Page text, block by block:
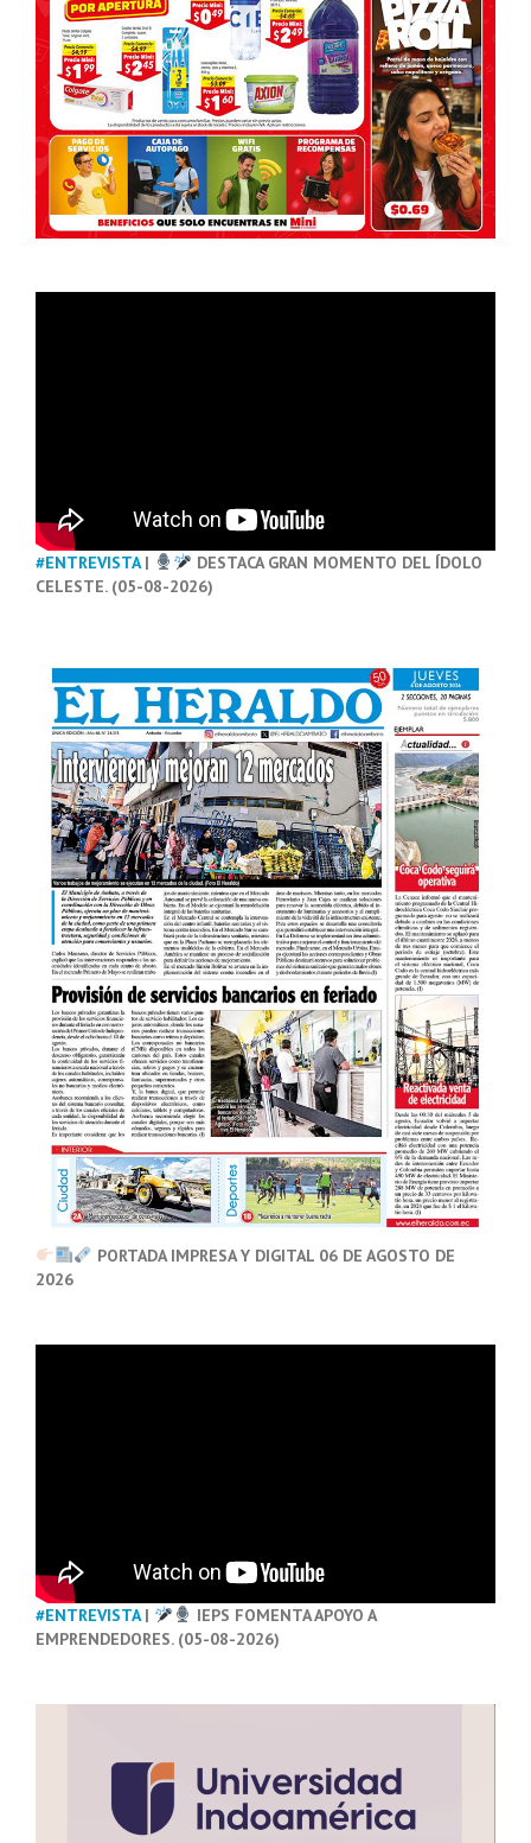
#ENTREVISTA|
DESTACA GRAN MOMENTO DEL ÍDOLO
CELESTE. (05-08-2026)
PORTADA IMPRESA Y DIGITAL 06 DE AGOSTO DE
2026
#ENTREVISTA|
IEPS FOMENTA APOYO A
EMPRENDEDORES. (05-08-2026)